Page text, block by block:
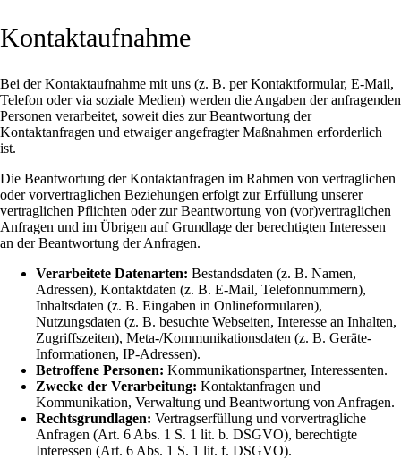
Kontaktaufnahme
Bei der Kontaktaufnahme mit uns (z. B. per Kontaktformular, E-Mail,
Telefon oder via soziale Medien) werden die Angaben der anfragenden
Personen verarbeitet, soweit dies zur Beantwortung der
Kontaktanfragen und etwaiger angefragter Maßnahmen erforderlich
ist.
Die Beantwortung der Kontaktanfragen im Rahmen von vertraglichen
oder vorvertraglichen Beziehungen erfolgt zur Erfüllung unserer
vertraglichen Pflichten oder zur Beantwortung von (vor)vertraglichen
Anfragen und im Übrigen auf Grundlage der berechtigten Interessen
an der Beantwortung der Anfragen.
Verarbeitete Datenarten: Bestandsdaten (z. B. Namen,
Adressen), Kontaktdaten (z. B. E-Mail, Telefonnummern),
Inhaltsdaten (z. B. Eingaben in Onlineformularen),
Nutzungsdaten (z. B. besuchte Webseiten, Interesse an Inhalten,
Zugriffszeiten), Meta-/Kommunikationsdaten (z. B. Geräte-
Informationen, IP-Adressen).
Betroffene Personen: Kommunikationspartner, Interessenten.
Zwecke der Verarbeitung: Kontaktanfragen und
Kommunikation, Verwaltung und Beantwortung von Anfragen.
Rechtsgrundlagen: Vertragserfüllung und vorvertragliche
Anfragen (Art. 6 Abs. 1 S. 1 lit. b. DSGVO), berechtigte
Interessen (Art. 6 Abs. 1 S. 1 lit. f. DSGVO).